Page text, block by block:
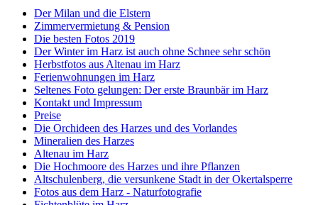
Der Milan und die Elstern
Zimmervermietung & Pension
Die besten Fotos 2019
Der Winter im Harz ist auch ohne Schnee sehr schön
Herbstfotos aus Altenau im Harz
Ferienwohnungen im Harz
Seltenes Foto gelungen: Der erste Braunbär im Harz
Kontakt und Impressum
Preise
Die Orchideen des Harzes und des Vorlandes
Mineralien des Harzes
Altenau im Harz
Die Hochmoore des Harzes und ihre Pflanzen
Altschulenberg, die versunkene Stadt in der Okertalsperre
Fotos aus dem Harz - Naturfotografie